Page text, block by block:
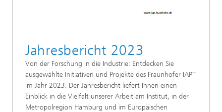
Jahresbericht 2023
Von der Forschung in die Industrie: Entdecken Sie
ausgewählte Initiativen und Projekte des Fraunhofer IAPT
im Jahr 2023. Der Jahresbericht liefert Ihnen einen
Einblick in die Vielfalt unserer Arbeit am Institut, in der
Metropolregion Hamburg und im Europäischen